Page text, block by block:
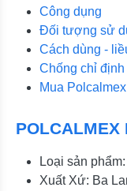
Công dụng
Đối tượng sử
Cách dùng -
Chống chỉ định
Mua
POLCALMEX
Loại sản
Xuất Xứ: Ba